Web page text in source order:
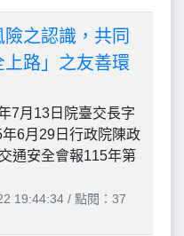
之認識，共同
路」之友善環
7月13日院臺交長字
6月29日行政院陳政
通安全會報115年第
19:44:34 / 點閱：37